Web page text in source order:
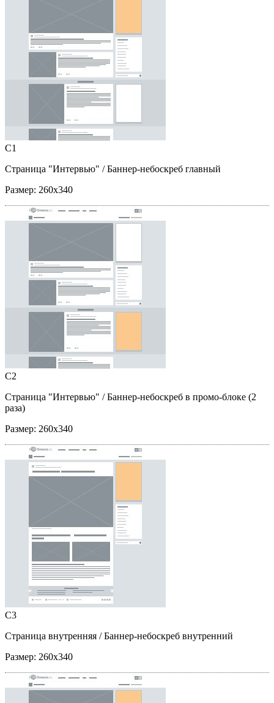
C1
Страница "Интервью" / Баннер-небоскреб главный
Размер: 260x340
C2
Страница "Интервью" / Баннер-небоскреб в промо-блоке (2
раза)
Размер: 260x340
C3
Страница внутренняя / Баннер-небоскреб внутренний
Размер: 260x340